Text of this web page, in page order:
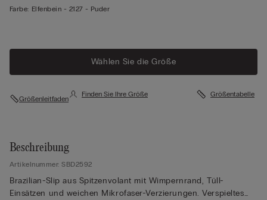
Farbe: Elfenbein - 2127 - Puder
Wählen Sie die Größe
Größenleitfaden
Finden Sie Ihre Größe Größentabelle
Beschreibung
Artikelnummer: SBD2592
Brazilian-Slip aus Spitzenvolant mit Wimpernrand, Tüll-
Einsätzen und weichen Mikrofaser-Verzierungen. Verspieltes